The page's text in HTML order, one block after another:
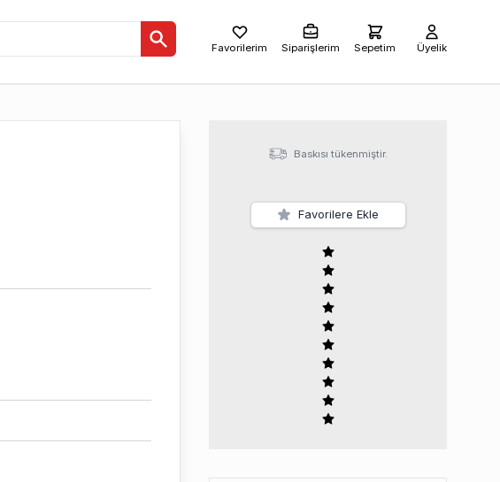
Favorilerim Siparişlerim Sepetim Üyelik
Baskısı tükenmiştir.
Favorilere Ekle